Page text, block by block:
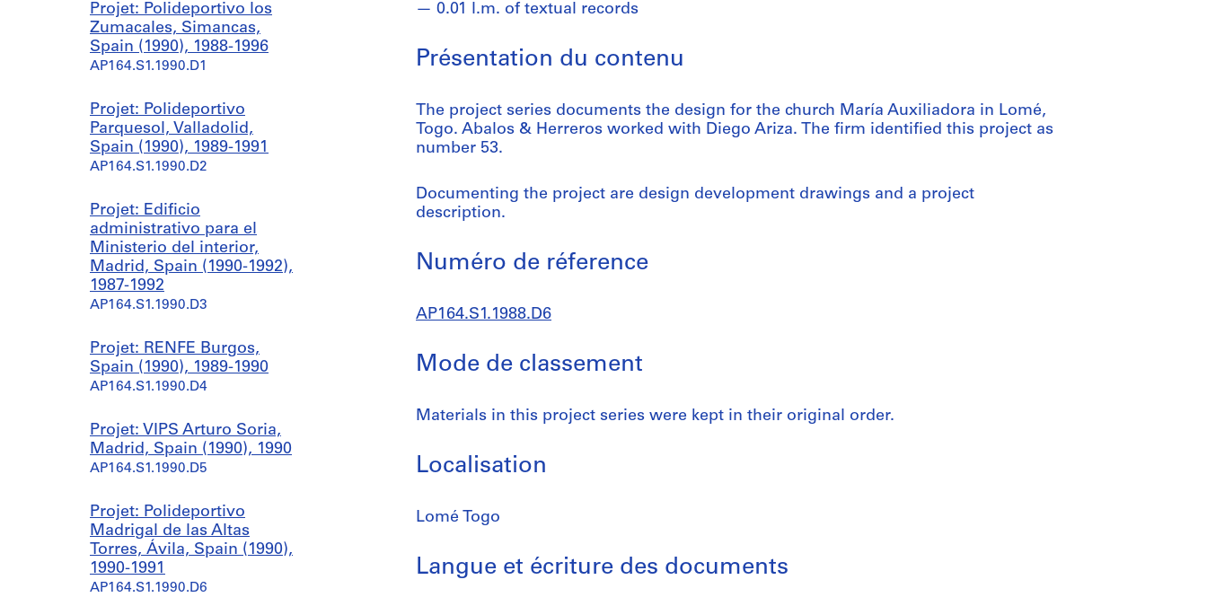
Projet: Polideportivo los
Zumacales, Simancas,
Spain (1990), 1988-1996
AP164.S1.1990.D1
Projet: Polideportivo
Parquesol, Valladolid,
Spain (1990), 1989-1991
AP164.S1.1990.D2
Projet: Edificio
administrativo para el
Ministerio del interior,
Madrid, Spain (1990-1992),
1987-1992
AP164.S1.1990.D3
Projet: RENFE Burgos,
Spain (1990), 1989-1990
AP164.S1.1990.D4
Projet: VIPS Arturo Soria,
Madrid, Spain (1990), 1990
AP164.S1.1990.D5
Projet: Polideportivo
Madrigal de las Altas
Torres, Ávila, Spain (1990),
1990-1991
AP164.S1.1990.D6
0.01 l.m. of textual records
Présentation du contenu
The project series documents the design for the church María Auxiliadora in Lomé,
Togo. Abalos & Herreros worked with Diego Ariza. The firm identified this project as
number 53.
Documenting the project are design development drawings and a project
description.
Numéro de réference
AP164.S1.1988.D6
Mode de classement
Materials in this project series were kept in their original order.
Localisation
Lomé Togo
Langue et écriture des documents